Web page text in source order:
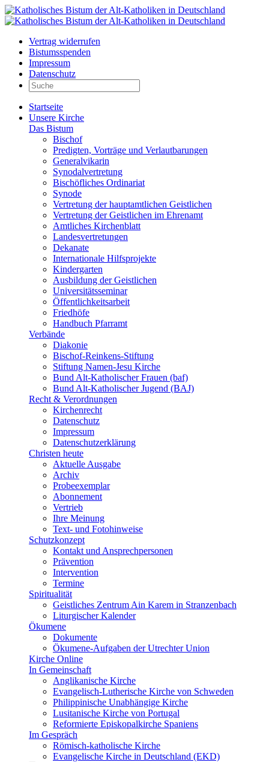
Vertrag widerrufen
Bistumsspenden
Impressum
Datenschutz
Startseite
Unsere Kirche
Das Bistum
Bischof
Predigten, Vorträge und Verlautbarungen
Generalvikarin
Synodalvertretung
Bischöfliches Ordinariat
Synode
Vertretung der hauptamtlichen Geistlichen
Vertretung der Geistlichen im Ehrenamt
Amtliches Kirchenblatt
Landesvertretungen
Dekanate
Internationale Hilfsprojekte
Kindergarten
Ausbildung der Geistlichen
Universitätsseminar
Öffentlichkeitsarbeit
Friedhöfe
Handbuch Pfarramt
Verbände
Diakonie
Bischof-Reinkens-Stiftung
Stiftung Namen-Jesu Kirche
Bund Alt-Katholischer Frauen (baf)
Bund Alt-Katholischer Jugend (BAJ)
Recht & Verordnungen
Kirchenrecht
Datenschutz
Impressum
Datenschutzerklärung
Christen heute
Aktuelle Ausgabe
Archiv
Probeexemplar
Abonnement
Vertrieb
Ihre Meinung
Text- und Fotohinweise
Schutzkonzept
Kontakt und Ansprechpersonen
Prävention
Intervention
Termine
Spiritualität
Geistliches Zentrum Ain Karem in Stranzenbach
Liturgischer Kalender
Ökumene
Dokumente
Ökumene-Aufgaben der Utrechter Union
Kirche Online
In Gemeinschaft
Anglikanische Kirche
Evangelisch-Lutherische Kirche von Schweden
Philippinische Unabhängige Kirche
Lusitanische Kirche von Portugal
Reformierte Episkopalkirche Spaniens
Im Gespräch
Römisch-katholische Kirche
Evangelische Kirche in Deutschland (EKD)